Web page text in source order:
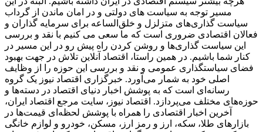
مسیر توجه به سیاست های دولتی و در امان ماندن از گرداب
سیاست گذاری‌های متزلزل و خلق‌الساعه برای سرمایه گذاران و
فعالان اقتصادی ضروری است که ما سعی می کنیم با نقد و بررسی
این سیاست گذاری‌ها و روشن کردن راه پیش رو در این مسیر در
کنار شما باشیم. در همین راستا، اقتصاد آنلاین تلاش در جهت بهبود
فضای سیاستگذاری عمومی و نقد و بررسی این حوزه را از وظایف
اصلی خود به شمار می‌آورد. خبرگزاری اقتصاد نیوز یک گروه
رسانه‌ای است که به پوشش اخبار دنیای اقتصاد در دسته‌ها و
حوزه‌های مختلف می‌پردازد. اقتصاد نیوز، سایت مرجع اقتصاد ایران،
آخرین اخبار اقتصادی را همراه با پوشش لحظه‌ای قیمت‌ها در
بازارهای طلا، سکه، ارز و رمز ارز، مسکن، خودرو و لوازم خانگی